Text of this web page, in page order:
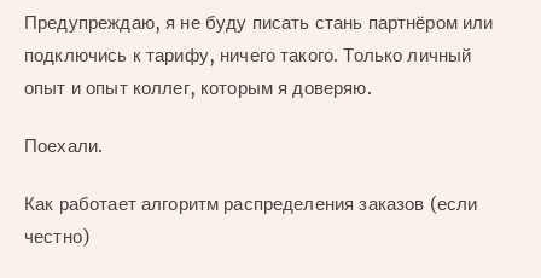
Предупреждаю, я не буду писать стань партнёром или
подключись к тарифу, ничего такого. Только личный
опыт и опыт коллег, которым я доверяю.
Поехали.
Как работает алгоритм распределения заказов (если
честно)